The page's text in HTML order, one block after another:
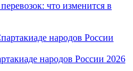
что изменится в
народов России 2026